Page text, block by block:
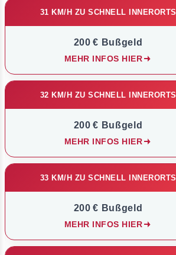
31 KM/H ZU SCHNELL INNERORTS
200 € Bußgeld
MEHR INFOS HIER
32 KM/H ZU SCHNELL INNERORTS
200 € Bußgeld
MEHR INFOS HIER
33 KM/H ZU SCHNELL INNERORTS
200 € Bußgeld
MEHR INFOS HIER